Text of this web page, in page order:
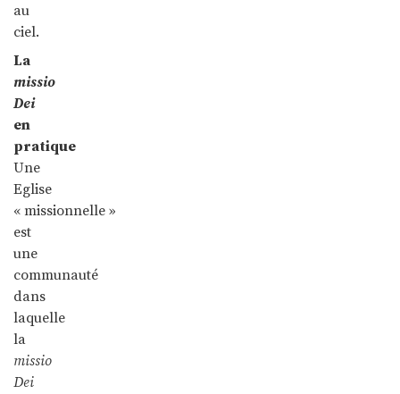
au
ciel.
La
missio
Dei
en
pratique
Une
Eglise
« missionnelle »
est
une
communauté
dans
laquelle
la
missio
Dei